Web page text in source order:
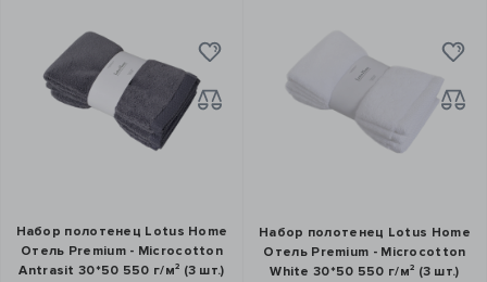
Набор полотенец Lotus Home
Отель Premium - Microcotton
Antrasit 30*50 550 г/м² (3 шт.)
Набор полотенец Lotus Home
Отель Premium - Microcotton
White 30*50 550 г/м² (3 шт.)